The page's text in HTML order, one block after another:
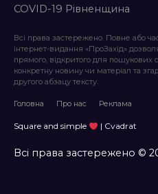
COVID-19 Рівненщина
Всі права застережено. Повне або
інтернет-видання «ПроЗахід»
прямого, відкритого для пошукових
конкретну новину чи матеріал та
другого абзацу тексту.
Головна Про нас Реклама
Square and simple | Cvadrat
Всі права застережено ©